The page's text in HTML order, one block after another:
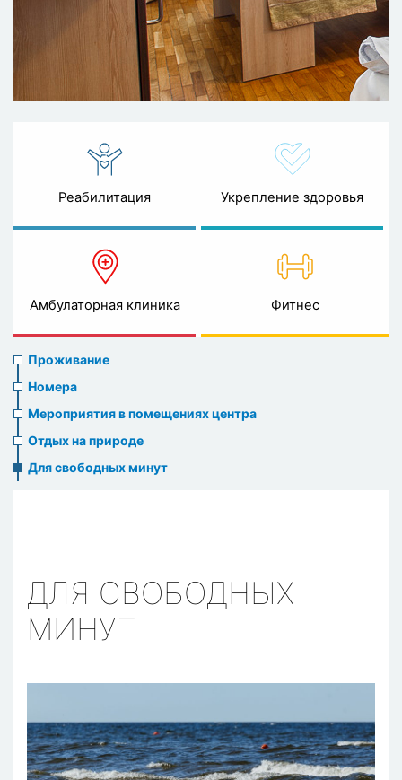
Реабилитация Укрепление здоровья
Амбулаторная клиника Фитнес
Accommodation
Проживание
Номера
Мероприятия в помещениях центра
Отдых на природе
Для свободных минут
ДЛЯ СВОБОДНЫХ
МИНУТ